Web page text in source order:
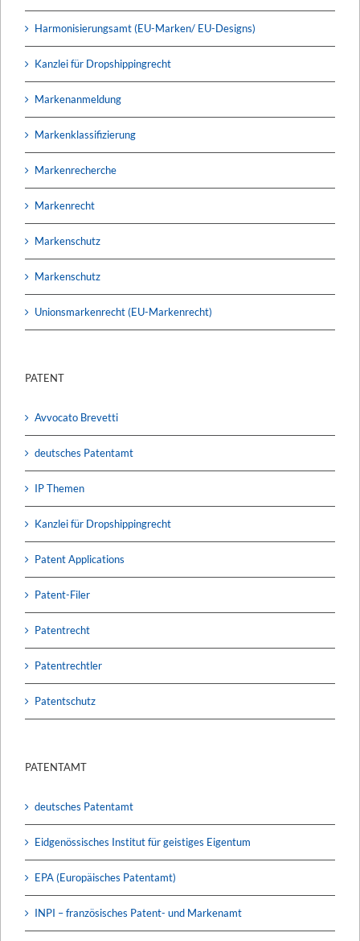
Harmonisierungsamt (EU-Marken/ EU-Designs)
Kanzlei für Dropshippingrecht
Markenanmeldung
Markenklassifizierung
Markenrecherche
Markenrecht
Markenschutz
Markenschutz
Unionsmarkenrecht (EU-Markenrecht)
PATENT
Avvocato Brevetti
deutsches Patentamt
IP Themen
Kanzlei für Dropshippingrecht
Patent Applications
Patent-Filer
Patentrecht
Patentrechtler
Patentschutz
PATENTAMT
deutsches Patentamt
Eidgenössisches Institut für geistiges Eigentum
EPA (Europäisches Patentamt)
INPI – französisches Patent- und Markenamt